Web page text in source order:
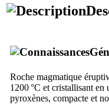
Roche magmatique
1200 °C et cristallisant en
pyroxènes, compacte et